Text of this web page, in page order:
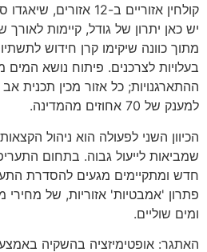
קולחין אזוריים ב-12 אזורים, שיאגדו
יש כאן יתרון של גודל, קיימות לאורך
מתוך כוונה שיקימו קרן חידוש
בעלויות לצרכנים. פיתוח נושא המים
ההתארגנויות; כל אזור מכין תכנית אב
למענק של
אחוזים מהמדינה.
הכיוון השני לפעולה הוא ניהול
שמביאות לייעול גבוה. בתחום
חדש ומתקיימים מגעים להסדרת
פתרון 'אמבטיות' אזוריות, של מחירי
ומים שוליים.
האתגר: אופטימיזציה בהשקיה